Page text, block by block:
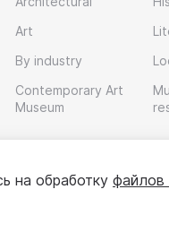
Art
By industry
Contemporary Art
Museum
на обработку файлов